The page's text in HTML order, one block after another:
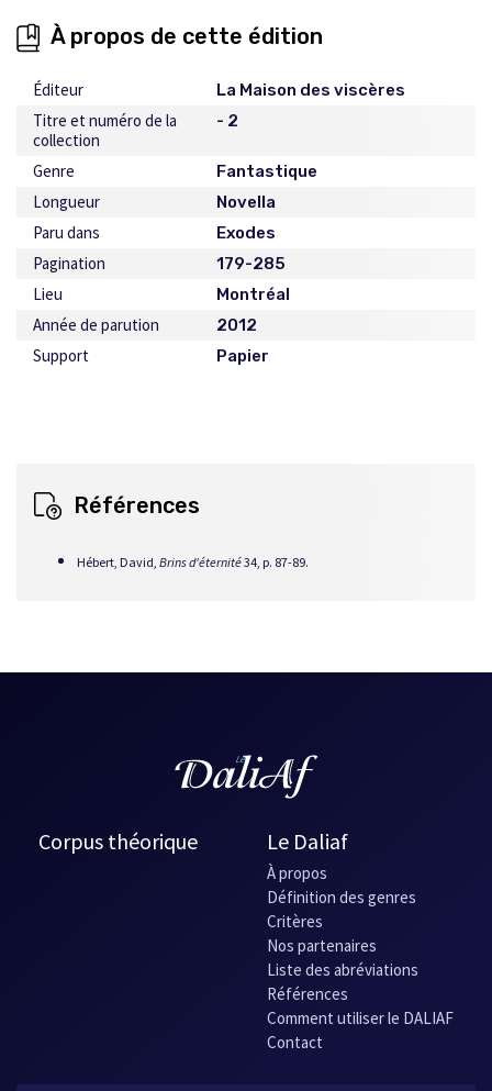
À propos de cette édition
Éditeur La Maison des viscères
Titre et numéro de la
collection
- 2
Genre Fantastique
Longueur Novella
Paru dans Exodes
Pagination 179-285
Lieu Montréal
Année de parution 2012
Support Papier
Références
Hébert, David, Brins d'éternité34, p. 87-89.
Corpus théorique Le Daliaf
À propos
Définition des genres
Critères
Nos partenaires
Liste des abréviations
Références
Comment utiliser le DALIAF
Contact